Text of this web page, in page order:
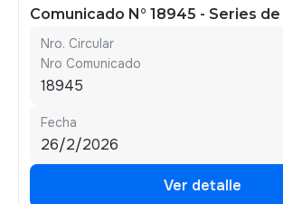
Comunicado N° 18945 - Series
Nro. Circular
Nro Comunicado
18945
Fecha
26/2/2026
Ver detalle